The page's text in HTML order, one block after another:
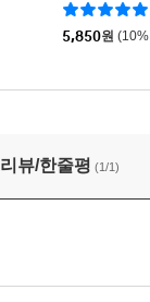
5,850원
리뷰/한줄평 (1/1)